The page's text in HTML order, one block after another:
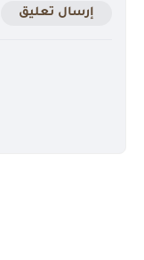
إرسال تعليق